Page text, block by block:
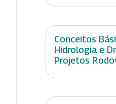
Conceitos
Hidrologia e
Projetos